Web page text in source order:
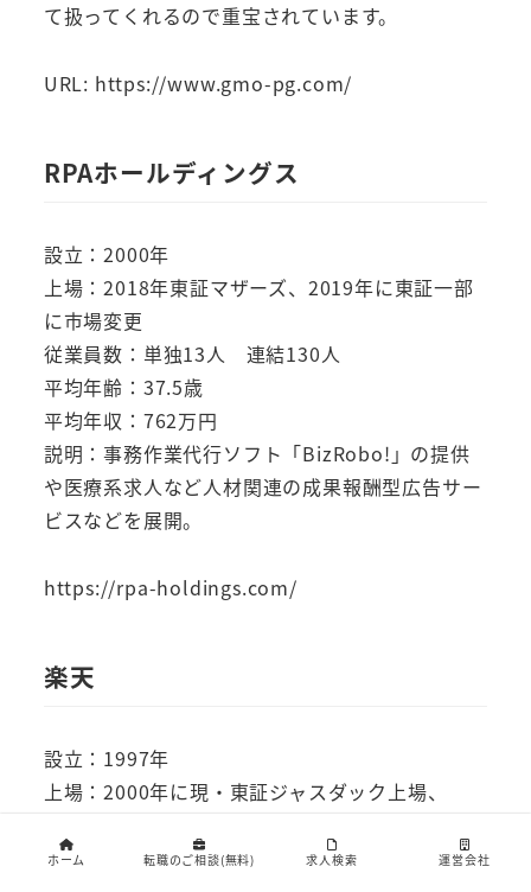
て扱ってくれるので重宝されています。
URL: https://www.gmo-pg.com/
RPAホールディングス
設立：2000年
上場：2018年東証マザーズ、2019年に東証一部
に市場変更
従業員数：単独13人 連結130人
平均年齢：37.5歳
平均年収：762万円
説明：事務作業代行ソフト「BizRobo!」の提供
や医療系求人など人材関連の成果報酬型広告サー
ビスなどを展開。
https://rpa-holdings.com/
楽天
設立：1997年
上場：2000年に現・東証ジャスダック上場、
従業員数：単独7,288人 連結20,053人
ホーム 転職のご相談(無料) 求人検索 運営会社